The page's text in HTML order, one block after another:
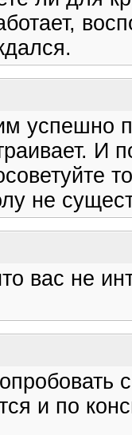
успешно
не
вас не
и по